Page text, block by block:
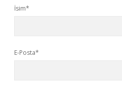
İsim*
E-Posta*